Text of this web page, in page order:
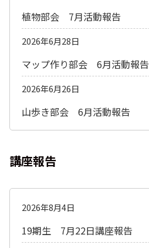
植物部会 7月活動報告
2026年6月28日
マップ作り部会 6月活動報告
2026年6月26日
山歩き部会 6月活動報告
講座報告
2026年8月4日
19期生 7月22日講座報告